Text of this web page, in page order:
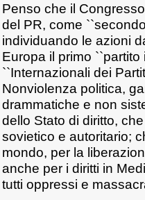
Penso che il
del PR, come
individuando le azioni
Europa il primo
``Internazionali dei
Nonviolenza politica,
drammatiche e non
dello Stato di diritto,
sovietico e autoritario;
mondo, per la
anche per i diritti in
tutti oppressi e